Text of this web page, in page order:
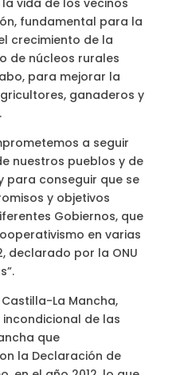
vida de los vecinos
fundamental para la
crecimiento de la
de núcleos rurales
para mejorar la
ganaderos y
a seguir
nuestros pueblos y de
para conseguir que se
y objetivos
Gobiernos, que
en varias
declarado por la ONU
La Mancha,
de las
que
la Declaración de